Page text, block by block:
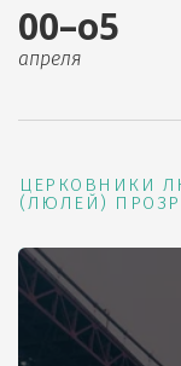
00–о5
апреля
ЦЕРКОВНИКИ
(ЛЮЛЕЙ)